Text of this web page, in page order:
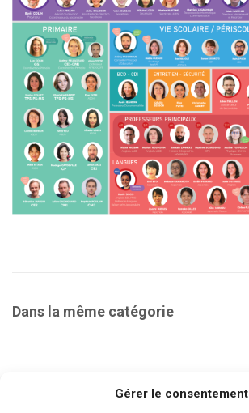
Gérer le consentement
Dans la même catégorie
RECRUTEMENT